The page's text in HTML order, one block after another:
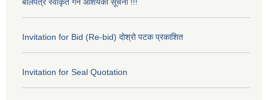
Invitation for Bid (Re-bid) दोश्रो पटक प्रकाशित
Invitation for Seal Quotation